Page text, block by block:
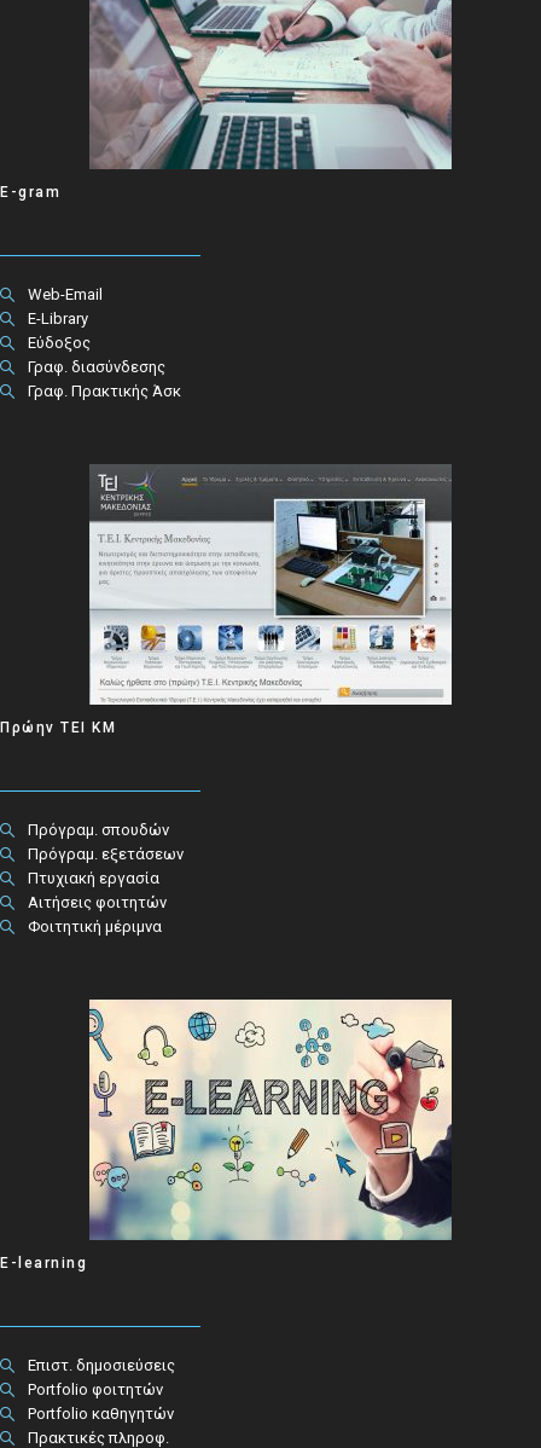
E-gram
Web-Email
E-Library
Εύδοξος
Γραφ. διασύνδεσης
Γραφ. Πρακτικής Άσκ
Πρώην ΤΕΙ ΚΜ
Πρόγραμ. σπουδών
Πρόγραμ. εξετάσεων
Πτυχιακή εργασία
Αιτήσεις φοιτητών
Φοιτητική μέριμνα
E-learning
Επιστ. δημοσιεύσεις
Portfolio φοιτητών
Portfolio καθηγητών
Πρακτικές πληροφ.​